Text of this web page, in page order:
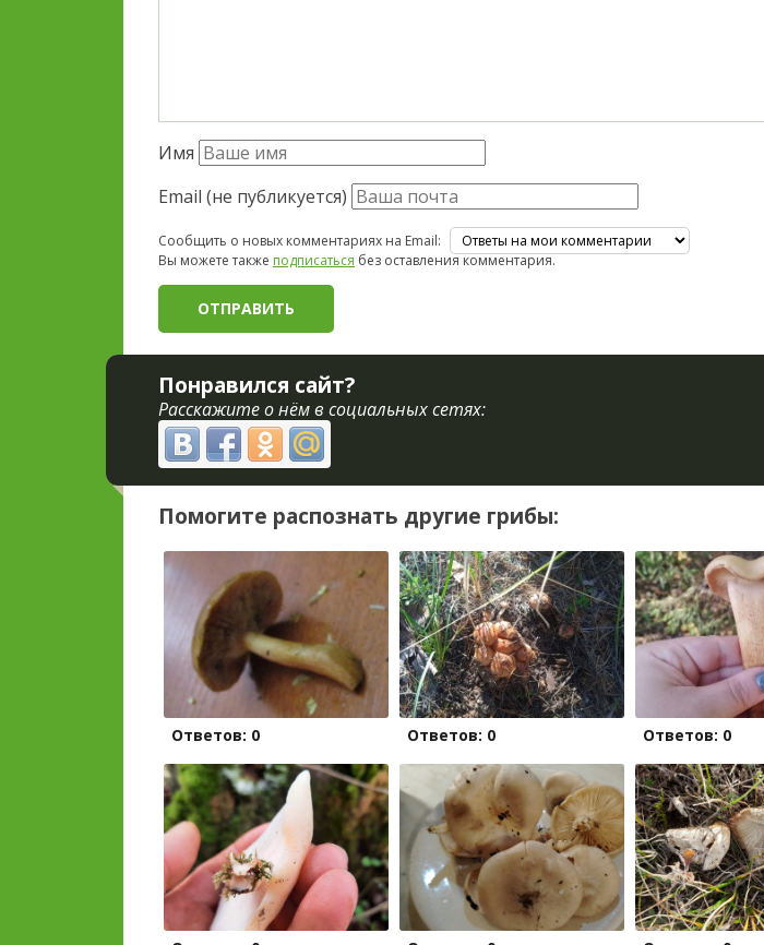
Имя
Email (не публикуется)
Сообщить о новых комментариях на Email:
Вы можете также подписаться без оставления комментария.
Понравился сайт?
Расскажите о нём в социальных сетях:
Помогите распознать другие грибы:
Ответов: 0 Ответов: 0 Ответов: 0